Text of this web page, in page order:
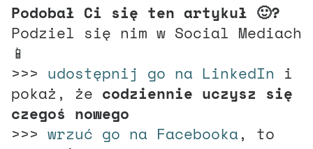
Podobał Ci się ten artykuł 🙂?
Podziel się nim w Social Mediach
📱
>>> udostępnij go na LinkedIn i
pokaż, że codziennie uczysz się
czegoś nowego
>>> wrzuć go na Facebooka, to